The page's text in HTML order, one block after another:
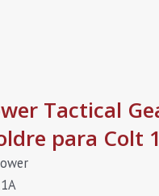
Tactical
para Colt